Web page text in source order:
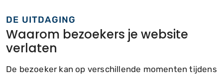
DE UITDAGING
Waarom bezoekers je website
verlaten
De bezoeker kan op verschillende momenten tijdens